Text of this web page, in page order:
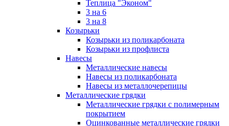
Теплица "Эконом"
3 на 6
3 на 8
Козырьки
Козырьки из поликарбоната
Козырьки из профлиста
Навесы
Металлические навесы
Навесы из поликарбоната
Навесы из металлочерепицы
Металлические грядки
Металлические грядки с полимерным
покрытием
Оцинкованные металлические грядки